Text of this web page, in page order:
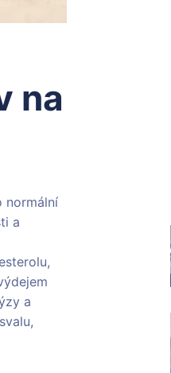
na
normální
a
a